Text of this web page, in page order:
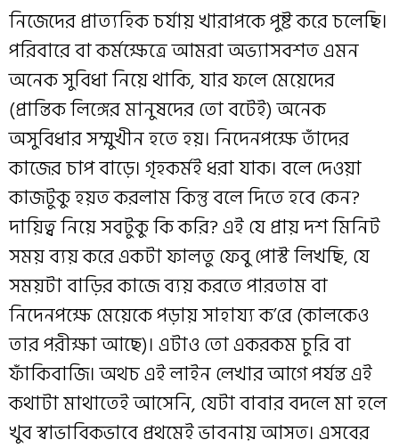
নিজেদের প্রাত্যহিক চর্যায় খারাপকে পুষ্ট করে চলেছি।
পরিবারে বা কর্মক্ষেত্রে আমরা অভ্যাসবশত এমন
অনেক সুবিধা নিয়ে থাকি, যার ফলে মেয়েদের
(প্রান্তিক লিঙ্গের মানুষদের তো বটেই) অনেক
অসুবিধার সম্মুখীন হতে হয়। নিদেনপক্ষে তাঁদের
কাজের চাপ বাড়ে। গৃহকর্মই ধরা যাক। বলে দেওয়া
কাজটুকু হয়ত করলাম কিন্তু বলে দিতে হবে কেন?
দায়িত্ব নিয়ে সবটুকু কি করি? এই যে প্রায় দশ মিনিট
সময় ব্যয় করে একটা ফালতু ফেবু পোস্ট লিখছি, যে
সময়টা বাড়ির কাজে ব্যয় করতে পারতাম বা
নিদেনপক্ষে মেয়েকে পড়ায় সাহায্য ক’রে (কালকেও
তার পরীক্ষা আছে)। এটাও তো একরকম চুরি বা
ফাঁকিবাজি। অথচ এই লাইন লেখার আগে পর্যন্ত এই
কথাটা মাথাতেই আসেনি, যেটা বাবার বদলে মা হলে
খুব স্বাভাবিকভাবে প্রথমেই ভাবনায় আসত। এসবের